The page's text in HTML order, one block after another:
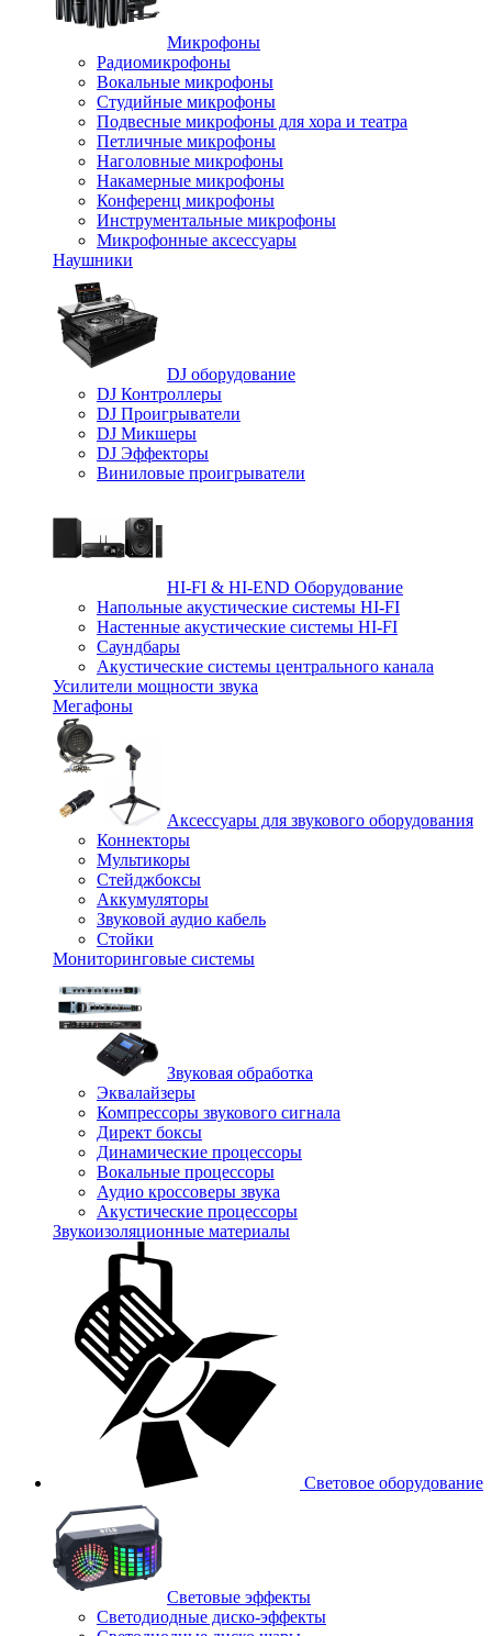
Микрофоны
Радиомикрофоны
Вокальные микрофоны
Студийные микрофоны
Подвесные микрофоны для хора и театра
Петличные микрофоны
Наголовные микрофоны
Накамерные микрофоны
Конференц микрофоны
Инструментальные микрофоны
Микрофонные аксессуары
Наушники
DJ оборудование
DJ Контроллеры
DJ Проигрыватели
DJ Микшеры
DJ Эффекторы
Виниловые проигрыватели
HI-FI & HI-END Оборудование
Напольные акустические системы HI-FI
Настенные акустические системы HI-FI
Саундбары
Акустические системы центрального канала
Усилители мощности звука
Мегафоны
Аксессуары для звукового оборудования
Коннекторы
Мультикоры
Стейджбоксы
Аккумуляторы
Звуковой аудио кабель
Стойки
Мониторинговые системы
Звуковая обработка
Эквалайзеры
Компрессоры звукового сигнала
Директ боксы
Динамические процессоры
Вокальные процессоры
Аудио кроссоверы звука
Акустические процессоры
Звукоизоляционные материалы
Световое оборудование
Световые эффекты
Светодиодные диско-эффекты